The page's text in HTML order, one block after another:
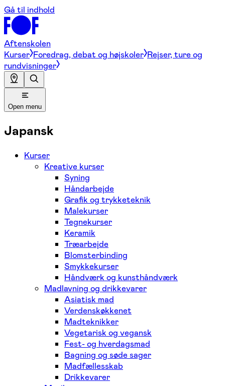
Gå til indhold
Aftenskolen
Kurser Foredrag, debat og højskoler Rejser, ture og
rundvisninger
Open menu
Japansk
Kurser
Kreative kurser
Syning
Håndarbejde
Grafik og trykketeknik
Malekurser
Tegnekurser
Keramik
Træarbejde
Blomsterbinding
Smykkekurser
Håndværk og kunsthåndværk
Madlavning og drikkevarer
Asiatisk mad
Verdenskøkkenet
Madteknikker
Vegetarisk og vegansk
Fest- og hverdagsmad
Bagning og søde sager
Madfællesskab
Drikkevarer